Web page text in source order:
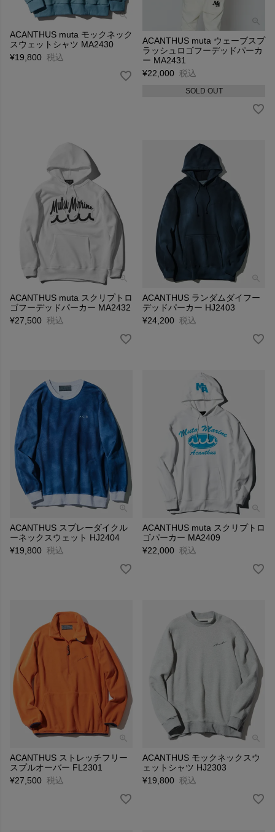
ACANTHUS muta モックネック
スウェットシャツ MA2430
¥19,800 税込
ACANTHUS muta ウェーブスプ
ラッシュロゴフーデッドパーカ
ー MA2431
¥22,000 税込
SOLD OUT
ACANTHUS muta スクリプトロ
ゴフーデッドパーカー MA2432
¥27,500 税込
ACANTHUS ランダムダイフー
デッドパーカー HJ2403
¥24,200 税込
ACANTHUS スプレーダイクル
ーネックスウェット HJ2404
¥19,800 税込
ACANTHUS muta スクリプトロ
ゴパーカー MA2409
¥22,000 税込
ACANTHUS ストレッチフリー
スプルオーバー FL2301
¥27,500 税込
ACANTHUS モックネックスウ
ェットシャツ HJ2303
¥19,800 税込